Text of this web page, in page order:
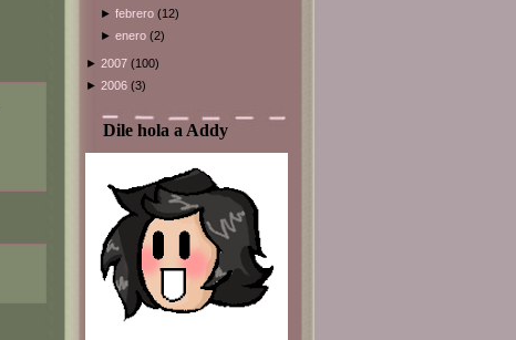
►febrero(12)
►enero(2)
► 2007 (100)
► 2006 (3)
Dile hola a Addy